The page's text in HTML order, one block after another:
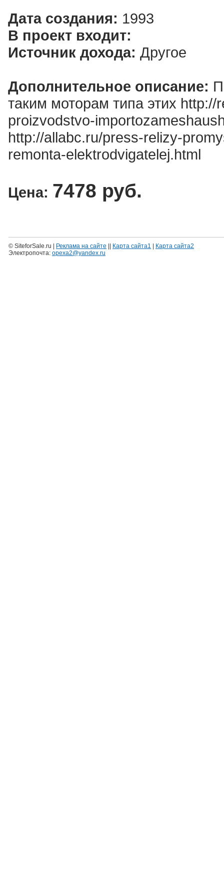
Дата создания: 1993
В проект входит:
Источник дохода: Другое
Дополнительное описание:
таким моторам типа этих
proizvodstvo-
http://allabc.ru/press-relizy-
remonta-elektrodvigatelej.html
Цена: 7478 руб.
© SiteforSale.ru | Реклама на сайте Карта сайта1
Карта сайта2
Электропочта: opexa2@yandex.ru